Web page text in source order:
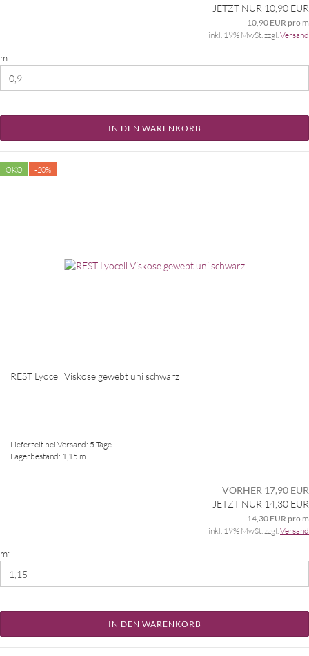
JETZT NUR 10,90 EUR
10,90 EUR pro m
inkl. 19% MwSt. zzgl.Versand
m:
IN DEN WARENKORB
ÖKO -20%
REST Lyocell Viskose gewebt uni schwarz
Lieferzeit bei Versand: 5 Tage
Lagerbestand: 1,15 m
VORHER 17,90 EUR
JETZT NUR 14,30 EUR
14,30 EUR pro m
inkl. 19% MwSt. zzgl.Versand
m:
IN DEN WARENKORB